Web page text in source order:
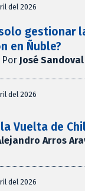
del 2026
gestionar
en Ñuble?
Por José
del 2026
Vuelta de
Arros
del 2026